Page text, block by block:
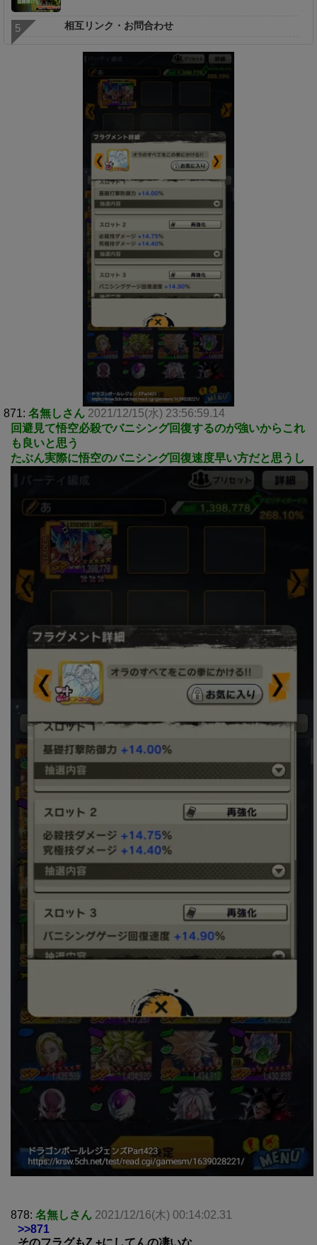
相互リンク・お問合わせ
871: 名無しさん 2021/12/15(水) 23:56:59.14
回避見て悟空必殺でバニシング回復するのが強いからこれ
も良いと思う
たぶん実際に悟空のバニシング回復速度早い方だと思うし
878: 名無しさん 2021/12/16(木) 00:14:02.31
>>871
そのフラグもZ +にしてんの凄いな